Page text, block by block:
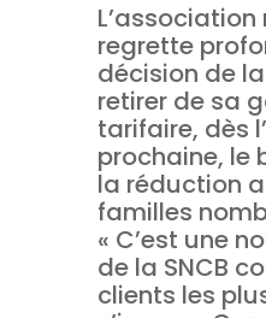
regrette
décision de la
retirer de sa
tarifaire, dès
prochaine, le
la réduction
familles
« C’est une
de la SNCB
clients les